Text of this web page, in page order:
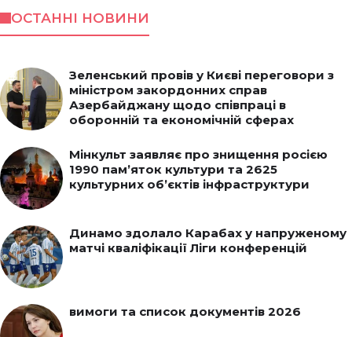
ОСТАННІ НОВИНИ
Зеленський провів у Києві переговори з
міністром закордонних справ
Азербайджану щодо співпраці в
оборонній та економічній сферах
Мінкульт заявляє про знищення росією
1990 пам’яток культури та 2625
культурних об’єктів інфраструктури
Динамо здолало Карабах у напруженому
матчі кваліфікації Ліги конференцій
вимоги та список документів 2026